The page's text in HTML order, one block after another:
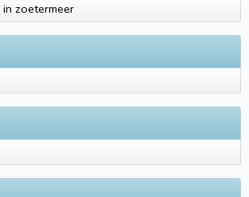
zoetermeer